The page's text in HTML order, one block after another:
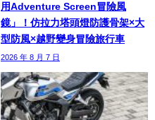
用Adventure Screen冒險風
鏡」！仿拉力塔頭燈防護骨架×大
型防風×越野變身冒險旅行車
2026 年 8 月 7 日